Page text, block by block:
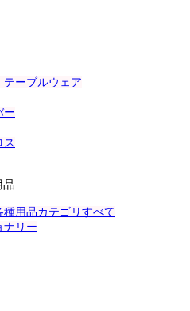
テーブルウェア
ー
ス
品
用品カテゴリすべて
ナリー